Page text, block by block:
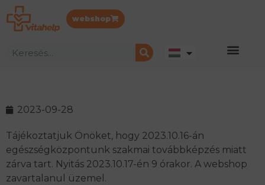
webshop
2023-09-28
Tájékoztatjuk Önöket, hogy 2023.10.16-án
egészségközpontunk szakmai továbbképzés miatt
zárva tart. Nyitás 2023.10.17-én 9 órakor. A webshop
zavartalanul üzemel.